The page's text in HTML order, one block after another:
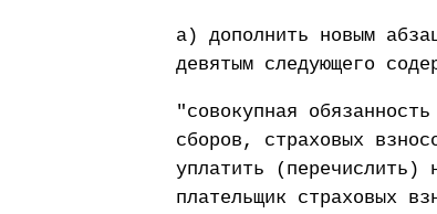
а) дополнить новым
девятым следующего
"совокупная
сборов, страховых
уплатить (перечислить)
плательщик страховых